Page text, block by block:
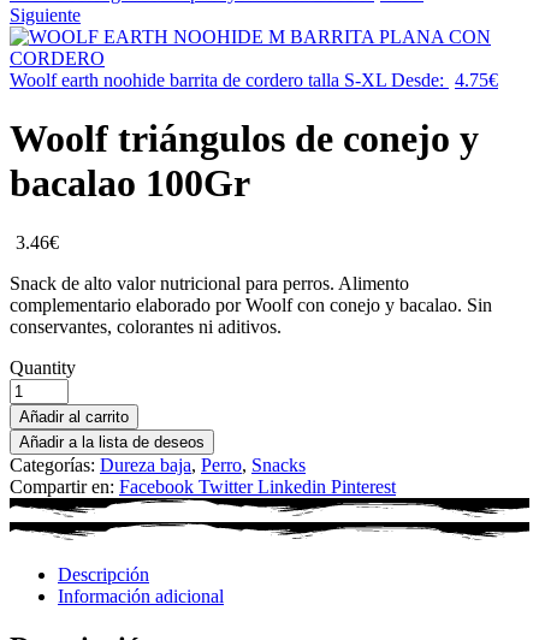
Siguiente
Woolf earth noohide barrita de cordero talla S-XL Desde: 4.75€
Woolf triángulos de conejo y
bacalao 100Gr
3.46€
Snack de alto valor nutricional para perros. Alimento
complementario elaborado por Woolf con conejo y bacalao. Sin
conservantes, colorantes ni aditivos.
Quantity
Añadir al carrito
Añadir a la lista de deseos
Categorías: Dureza baja, Perro, Snacks
Compartir en: Facebook Twitter Linkedin Pinterest
Descripción
Información adicional